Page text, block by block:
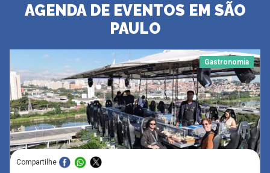
AGENDA DE EVENTOS EM SÃO
PAULO
Gastronomia
Compartilhe